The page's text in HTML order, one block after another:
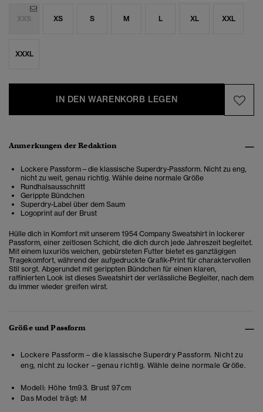
XXS XS S M L XL XXL
XXXL
IN DEN WARENKORB LEGEN
Anmerkungen der Redaktion
Lockere Passform – die klassische Superdry-Passform. Nicht zu eng,
nicht zu weit, genau richtig. Wähle deine normale Größe
Rundhalsausschnitt
Gerippte Bündchen
Superdry-Label über dem Saum
Logoprint auf der Brust
Hülle dich in Komfort mit unserem 1954 Company Sweatshirt in lockerer
Passform, einer zeitlosen Schicht, die dich durch jede Jahreszeit begleitet.
Mit einem luxuriös weichen, gebürsteten Futter bietet es ganztägigen
Tragekomfort, während der aufgedruckte Grafik-Print für charaktervollen
Stil sorgt. Abgerundet mit gerippten Bündchen für einen klaren,
raffinierten Look ist dieses Sweatshirt der verlässliche Begleiter, nach dem
du immer wieder greifen wirst.
Größe und Passform
Lockere Passform – die klassische Superdry Passform. Nicht zu
eng, nicht zu locker – genau richtig. Wähle deine normale Größe.
Modell: Höhe 1m93. Brust 97cm
Das Model trägt: M